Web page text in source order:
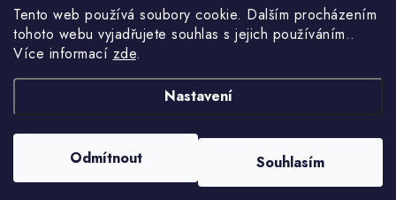
Tento web používá soubory cookie. Dalším procházením
tohoto webu vyjadřujete souhlas s jejich používáním..
Více informací zde.
Nastavení
Odmítnout Souhlasím
Podmínky ochrany osobních údajů
Reklamace
Online platby Comgate
Vytvořil Shoptet
. Všechna práva vyhrazena.Upravit nastavení